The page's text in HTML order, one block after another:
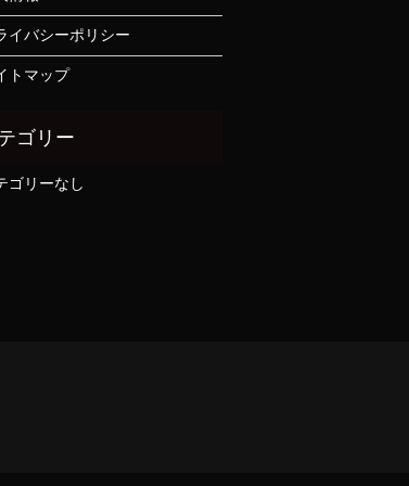
イバシーポリシー
トマップ
ゴリーなし